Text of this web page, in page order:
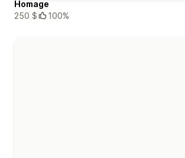
Homage
250 $
100%